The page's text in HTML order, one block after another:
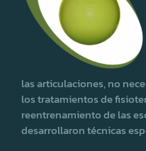
las articulaciones, no
los tratamientos de
reentrenamiento de las
desarrollaron técnicas